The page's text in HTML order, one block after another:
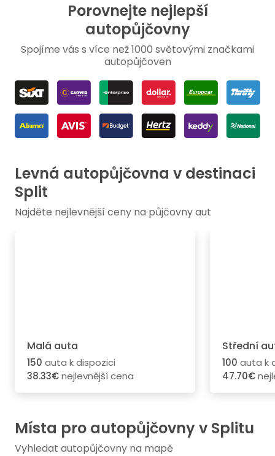
Porovnejte nejlepší
autopůjčovny
Spojíme vás s více než 1000 světovými značkami
autopůjčoven
Levná autopůjčovna v destinaci
Split
Najděte nejlevnější ceny na půjčovny aut
Malá auta
150 auta k dispozici
38.33€nejlevnější cena
Střední
100 auta k
47.70€
Místa pro autopůjčovny v Splitu
Vyhledat autopůjčovny na mapě